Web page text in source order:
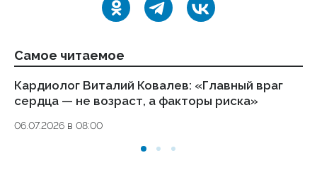
Самое читаемое
Кардиолог Виталий Ковалев: «Главный враг
сердца — не возраст, а факторы риска»
06.07.2026 в 08:00